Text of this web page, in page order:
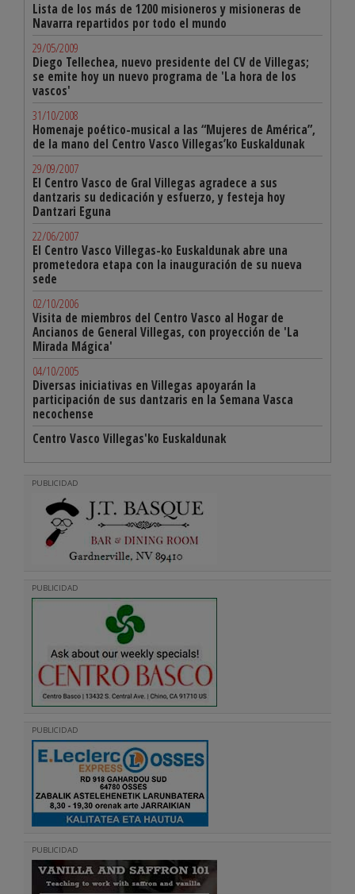
Lista de los más de 1200 misioneros y misioneras de
Navarra repartidos por todo el mundo
29/05/2009
Diego Tellechea, nuevo presidente del CV de Villegas;
se emite hoy un nuevo programa de 'La hora de los
vascos'
31/10/2008
Homenaje poético-musical a las “Mujeres de América”,
de la mano del Centro Vasco Villegas’ko Euskaldunak
29/09/2007
El Centro Vasco de Gral Villegas agradece a sus
dantzaris su dedicación y esfuerzo, y festeja hoy
Dantzari Eguna
22/06/2007
El Centro Vasco Villegas-ko Euskaldunak abre una
prometedora etapa con la inauguración de su nueva
sede
02/10/2006
Visita de miembros del Centro Vasco al Hogar de
Ancianos de General Villegas, con proyección de 'La
Mirada Mágica'
04/10/2005
Diversas iniciativas en Villegas apoyarán la
participación de sus dantzaris en la Semana Vasca
necochense
Centro Vasco Villegas'ko Euskaldunak
PUBLICIDAD
PUBLICIDAD
PUBLICIDAD
PUBLICIDAD